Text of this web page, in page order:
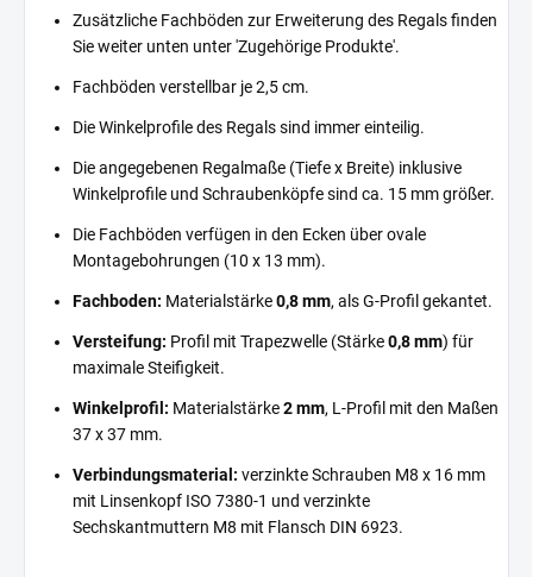
Zusätzliche Fachböden zur Erweiterung des Regals finden
Sie weiter unten unter 'Zugehörige Produkte'.
Fachböden verstellbar je 2,5 cm.
Die Winkelprofile des Regals sind immer einteilig.
Die angegebenen Regalmaße (Tiefe x Breite) inklusive
Winkelprofile und Schraubenköpfe sind ca. 15 mm größer.
Die Fachböden verfügen in den Ecken über ovale
Montagebohrungen (10 x 13 mm).
Fachboden: Materialstärke0,8 mm, als G-Profil gekantet.
Versteifung: Profil mit Trapezwelle (Stärke0,8 mm) für
maximale Steifigkeit.
Winkelprofil: Materialstärke2 mm, L-Profil mit den Maßen
37 x 37 mm.
Verbindungsmaterial: verzinkte Schrauben M8 x 16 mm
mit Linsenkopf ISO 7380-1 und verzinkte
Sechskantmuttern M8 mit Flansch DIN 6923.